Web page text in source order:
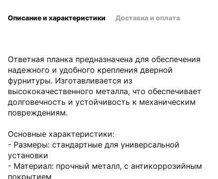
Ответная планка предназначена для обеспечения
надежного и удобного крепления дверной
фурнитуры. Изготавливается из
высококачественного металла, что обеспечивает
долговечность и устойчивость к механическим
повреждениям.
Основные характеристики:
- Размеры: стандартные для универсальной
установки
- Материал: прочный металл, с антикоррозийным
покрытием
Описание и характеристики Доставка и оплата